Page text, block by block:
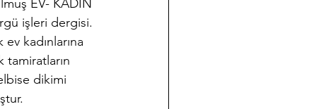
EV- KADIN
işleri dergisi.
kadınlarına
tamiratların
dikimi